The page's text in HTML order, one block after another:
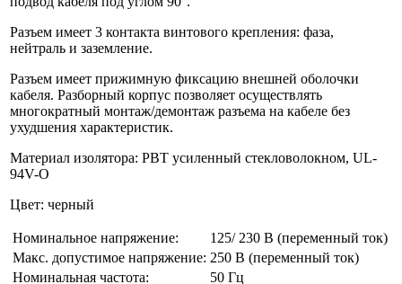
Разъем имеет 3 контакта винтового крепления: фаза,
нейтраль и заземление.
Разъем имеет прижимную фиксацию внешней оболочки
кабеля. Разборный корпус позволяет осуществлять
многократный монтаж/демонтаж разъема на кабеле без
ухудшения характеристик.
Материал изолятора: РВТ усиленный стекловолокном, UL-
94V-O
Цвет: черный
Номинальное напряжение:
125/ 230 В (переменный ток)
Макс. допустимое напряжение: 250 В (переменный ток)
Номинальная частота:
50 Гц